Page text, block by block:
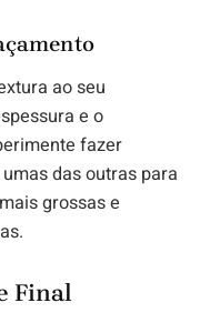
ao seu
e o
fazer
das outras para
grossas e
Final